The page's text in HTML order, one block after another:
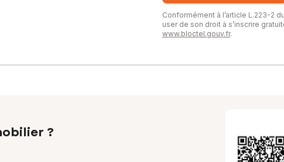
Conformément à l’article L.223-2
user de son droit à s’inscrire
www.bloctel.gouv.fr.
?